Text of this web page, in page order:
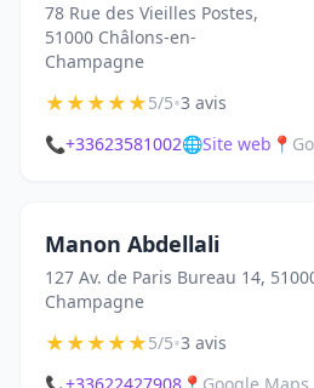
78 Rue des Vieilles Postes,
51000 Châlons-en-
Champagne
★★★★★5/5•3 avis
📞+33623581002🌐Site web 📍
Manon Abdellali
127 Av. de Paris Bureau 14,
Champagne
★★★★★5/5•3 avis